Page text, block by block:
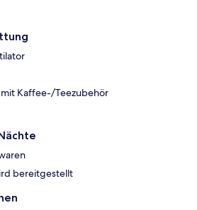
Kaffee-/Teezubehör
bereitgestellt